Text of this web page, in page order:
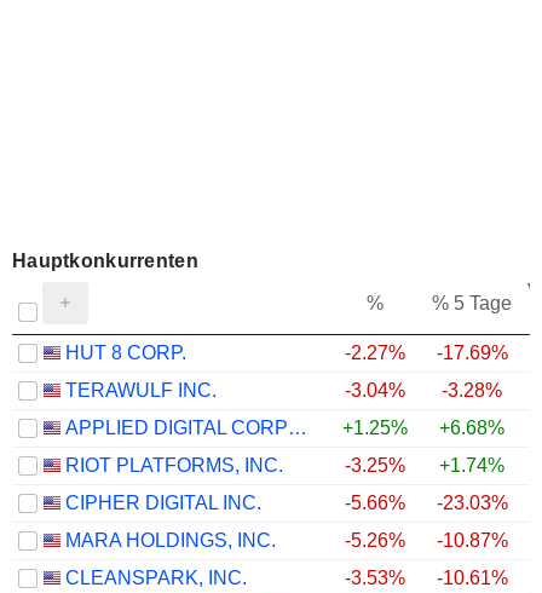
Hauptkonkurrenten
% % 5 Tage
HUT 8 CORP. -2.27% -17.69%
TERAWULF INC.
-3.04% -3.28%
APPLIED DIGITAL CORPORATION
+1.25% +6.68%
RIOT PLATFORMS, INC.
-3.25% +1.74%
CIPHER DIGITAL INC.
-5.66% -23.03%
MARA HOLDINGS, INC.
-5.26% -10.87%
CLEANSPARK, INC.
-3.53% -10.61%